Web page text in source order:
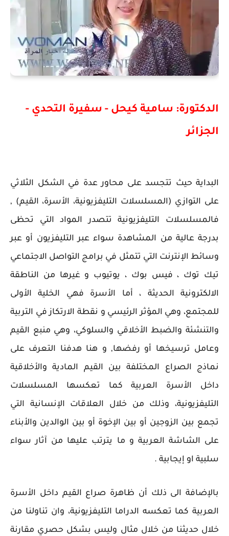
الدكتورة: سامية كيحل - سفيرة التحدي -
الجزائر
البداية حيث تتجسد على محاور عدة في الشكل الثلاثي
على التوازي (المسلسلات التليفزيونية، الأسرة، القيم) ,
فالمسلسلات التليفزيونية تتصدر المواد التي تحظى
بدرجة عالية من المشاهدة سواء عبر التليفزيون أو عبر
وسائط الإنترنت التي تتمثل في برامج التواصل الاجتماعي
تيك توك ، فيس بوك ، يوتيوب و غيرها من الناطقة
الالكترونية الحديثة ، أما الأسرة فهي الخلية الأولى
للمجتمع، وهي المؤثر الرئيسي و نقطة الارتكاز في التربية
والتنشئة والضبط الأخلاقي والسلوكي، وهي منبع القيم
وعامل ترسيخها أو رفضها, و هنا هدفنا التعرف على
نماذج الصراع المختلفة بين القيم المادية والأخلاقية
داخل الأسرة العربية كما تعكسها المسلسلات
التليفزيونية، وذلك من خلال العلاقات الإنسانية التي
تجمع بين الزوجين أو بين الإخوة أو بين الوالدين والأبناء
على الشاشة العربية و ما يترتب عليها من آثار سواء
سلبية او إيجابية .
بالإضافة الى ذلك أن ظاهرة صراع القيم داخل الأسرة
العربية كما تعكسه الدراما التليفزيونية، وان تناولنا من
خلال حديثنا من خلال مثال وليس بشكل حصري مقارنة